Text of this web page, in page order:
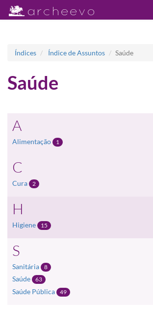
Índices Índice de Assuntos Saúde
Saúde
A
Alimentação 1
C
Cura 2
H
Higiene 15
S
Sanitária 8
Saúde 63
Saúde Pública 49